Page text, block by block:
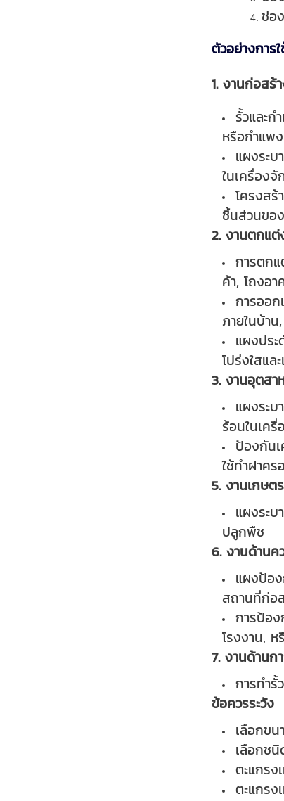
ช่อ
ตัวอย่างการ
1. งานก่อสร้
รั้วและก
หรือกำแพ
แผงระบ
ในเครื่อง
โครงสร้
ชิ้นส่วนขอ
2. งานตกแต่
การตกแ
ค้า, โถงอ
การออ
ภายในบ้า
แผงปร
โปร่งใสแล
3. งานอุตสา
แผงระ
ร้อนในเค
ป้องกัน
ใช้ทำฝาค
5. งานเกษต
แผงระบ
ปลูกพืช
6. งานด้าน
แผงป้อ
สถานที่ก่อ
การป้อ
โรงงาน,
7. งานด้านก
การทำรั้
ข้อควรระวัง
เลือกขน
เลือกชนิ
ตะแกร
ตะแกร